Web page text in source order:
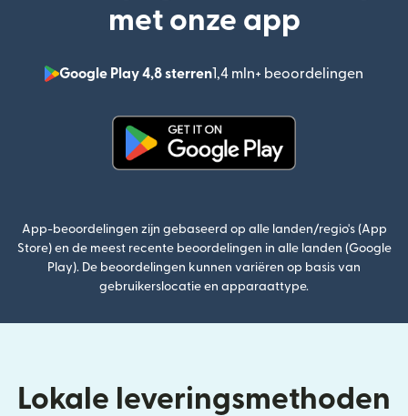
met onze app
Google Play 4,8 sterren1,4 mln+ beoordelingen
App-beoordelingen zijn gebaseerd op alle landen/regio's (App
Store) en de meest recente beoordelingen in alle landen (Google
Play). De beoordelingen kunnen variëren op basis van
gebruikerslocatie en apparaattype.
Lokale leveringsmethoden